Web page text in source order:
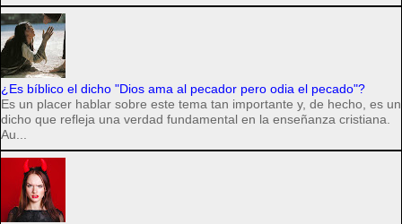
¿Es bíblico el dicho "Dios ama al pecador pero odia el pecado"?
Es un placer hablar sobre este tema tan importante y, de hecho, es un
dicho que refleja una verdad fundamental en la enseñanza cristiana.
Au...